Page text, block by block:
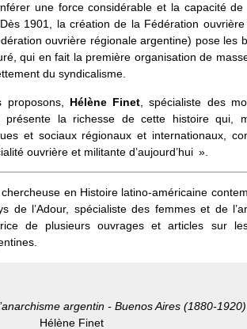
une force considérable et la capacité de
1901, la création de la Fédération
ouvrière régionale argentine) pose les
qui en fait la première organisation de
du syndicalisme.
proposons, Hélène Finet , spécialiste des
présente la richesse de cette histoire qui,
et sociaux régionaux et internationaux,
ouvrière et militante d’aujourd’hui ».
en Histoire latino-américaine
de l’Adour, spécialiste des femmes et de
de plusieurs ouvrages et articles sur
argentin - Buenos Aires (1880-1920)
Hélène Finet